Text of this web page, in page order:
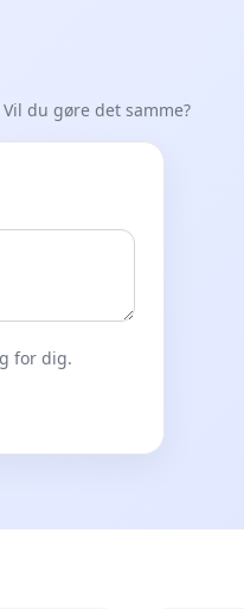
du gøre det samme?
for dig.